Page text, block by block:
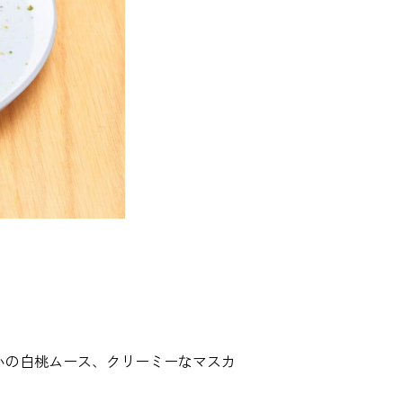
白桃ムース、クリーミーなマスカ